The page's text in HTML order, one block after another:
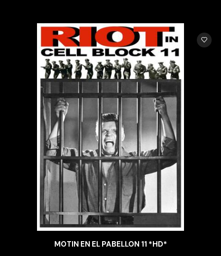
MOTIN EN EL PABELLON 11 *HD*